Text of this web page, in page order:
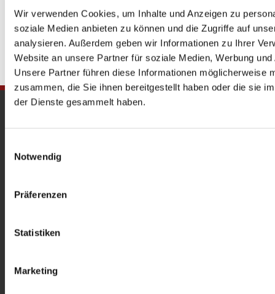
Wir verwenden Cookies, um Inhalte und Anzeigen zu
soziale Medien anbieten zu können und die Zugriffe auf
analysieren. Außerdem geben wir Informationen zu Ihrer
Website an unsere Partner für soziale Medien, Werbung
Unsere Partner führen diese Informationen möglicherweise
zusammen, die Sie ihnen bereitgestellt haben oder die sie
der Dienste gesammelt haben.
Notwendig
Präferenzen
Statistiken
Marketing
Heckerdamm 230, 13627 Berlin |
Offene Kirche: Täglich 08-18 Uhr